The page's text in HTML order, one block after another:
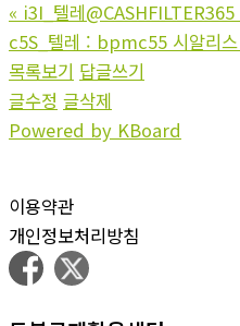
« i3I_텔레
c5S_텔레 : bpmc55 시알리
목록보기 답글쓰기
글수정 글삭제
Powered by KBoard
이용약관
개인정보처리방침